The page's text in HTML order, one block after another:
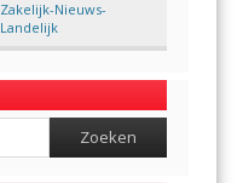
Zakelijk-Nieuws-
Landelijk